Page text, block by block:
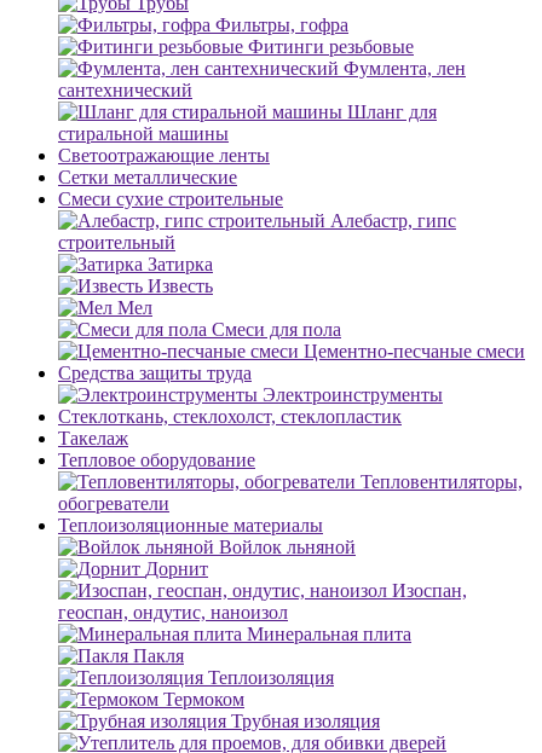
Фильтры, гофра
Фитинги резьбовые
Фумлента, лен
сантехнический
Шланг для
стиральной машины
Светоотражающие ленты
Сетки металлические
Смеси сухие строительные
Алебастр, гипс
строительный
Затирка
Известь
Мел
Смеси для пола
Цементно-песчаные смеси
Средства защиты труда
Электроинструменты
Стеклоткань, стеклохолст, стеклопластик
Такелаж
Тепловое оборудование
Тепловентиляторы,
обогреватели
Теплоизоляционные материалы
Войлок льняной
Дорнит
Изоспан,
геоспан, ондутис, наноизол
Минеральная плита
Пакля
Теплоизоляция
Термоком
Трубная изоляция